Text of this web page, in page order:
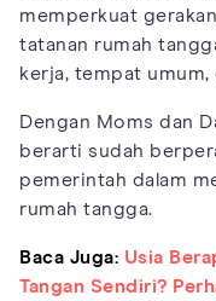
memperkuat
tatanan rumah
kerja, tempat
Dengan Moms dan
berarti sudah
pemerintah dalam
rumah tangga.
Baca Juga: Usia
Tangan Sendiri?